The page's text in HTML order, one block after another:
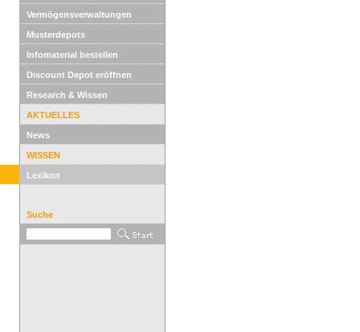
Vermögensverwaltungen
Musterdepots
Infomaterial bestellen
Discount Depot eröffnen
Research & Wissen
AKTUELLES
News
WISSEN
Lexikon
Suche